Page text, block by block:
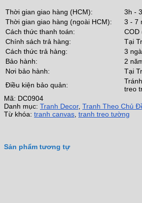
Thời gian giao hàng (HCM):
3h -
Thời gian giao hàng (ngoài HCM):
3 - 7
Cách thức thanh toán:
COD
Chính sách trả hàng:
Tại
Cách thức trả hàng:
3
Bảo hành:
2
Nơi bảo hành:
Tại
Điều kiện bảo quản:
treo
Mã: DC0904
Danh mục: Tranh Decor, Tranh Theo Chủ
Từ khóa: tranh canvas tranh treo tường
Sản phẩm tương tự